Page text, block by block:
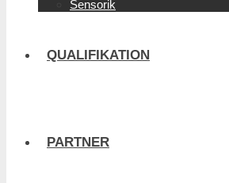
Sensorik
QUALIFIKATION
PARTNER